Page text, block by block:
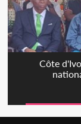
Côte